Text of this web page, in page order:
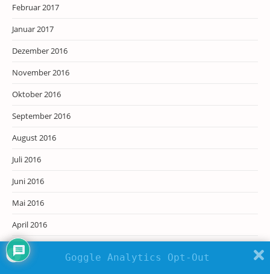
Februar 2017
Januar 2017
Dezember 2016
November 2016
Oktober 2016
September 2016
August 2016
Juli 2016
Juni 2016
Mai 2016
April 2016
März 2016
Februar 2016
Goggle Analytics Opt-Out